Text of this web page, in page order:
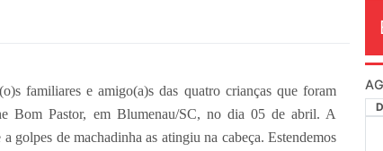
familiares e amigo(a)s das quatro crianças que foram
Bom Pastor, em Blumenau/SC, no dia 05 de abril. A
de machadinha as atingiu na cabeça. Estendemos